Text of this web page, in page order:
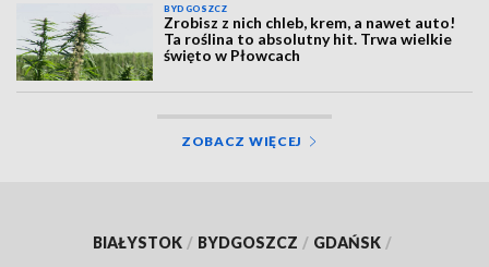
BYDGOSZCZ
Zrobisz z nich chleb, krem, a nawet auto!
Ta roślina to absolutny hit. Trwa wielkie
święto w Płowcach
ZOBACZ WIĘCEJ
BIAŁYSTOK / BYDGOSZCZ / GDAŃSK /